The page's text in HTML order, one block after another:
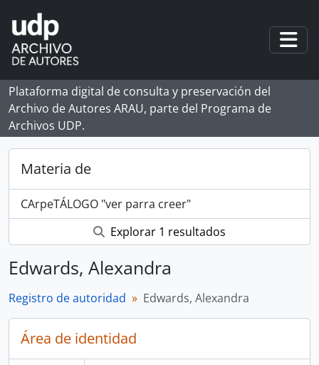
Skip to main content
Plataforma digital de consulta y preservación del
Archivo de Autores ARAU, parte del Programa de
Archivos UDP.
Materia de
CArpeTÁLOGO "ver parra creer"
Explorar 1 resultados
Edwards, Alexandra
Registro de autoridad Edwards, Alexandra
Área de identidad